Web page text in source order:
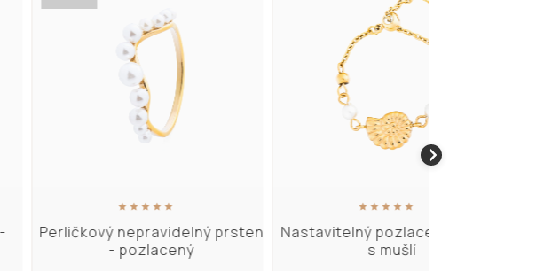
nepravidelný prsten
- pozlacený
Nastavitelný pozlacený prsten